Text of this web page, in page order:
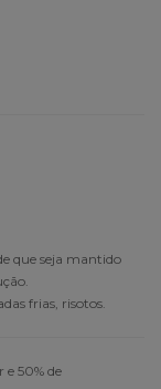
que seja mantido
frias, risotos.
50% de